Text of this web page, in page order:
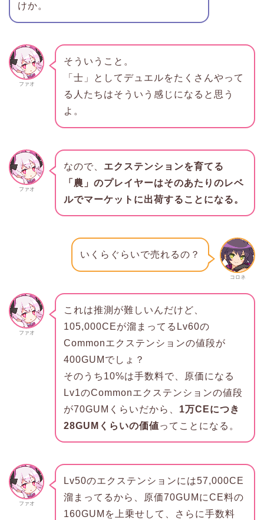
けか。
ファオ
そういうこと。
「士」としてデュエルをたくさんやって
る人たちはそういう感じになると思う
よ。
ファオ
なので、 エクステンションを育てる
「農」のプレイヤーはそのあたりのレベ
ルでマーケットに出荷することになる。
コロネ
いくらぐらいで売れるの？
ファオ
これは推測が難しいんだけど、
105,000CEが溜まってるLv60の
Commonエクステンションの値段が
400GUMでしょ？
そのうち10%は手数料で、原価になる
Lv1のCommonエクステンションの値段
が70GUMくらいだから、 1万CEにつき
28GUMくらいの価値ってことになる。
ファオ
Lv50のエクステンションには57,000CE
溜まってるから、原価70GUMにCE料の
160GUMを上乗せして、さらに手数料